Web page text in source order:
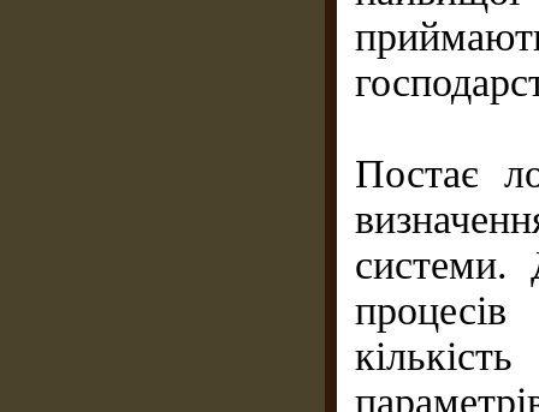
Постає
системи.